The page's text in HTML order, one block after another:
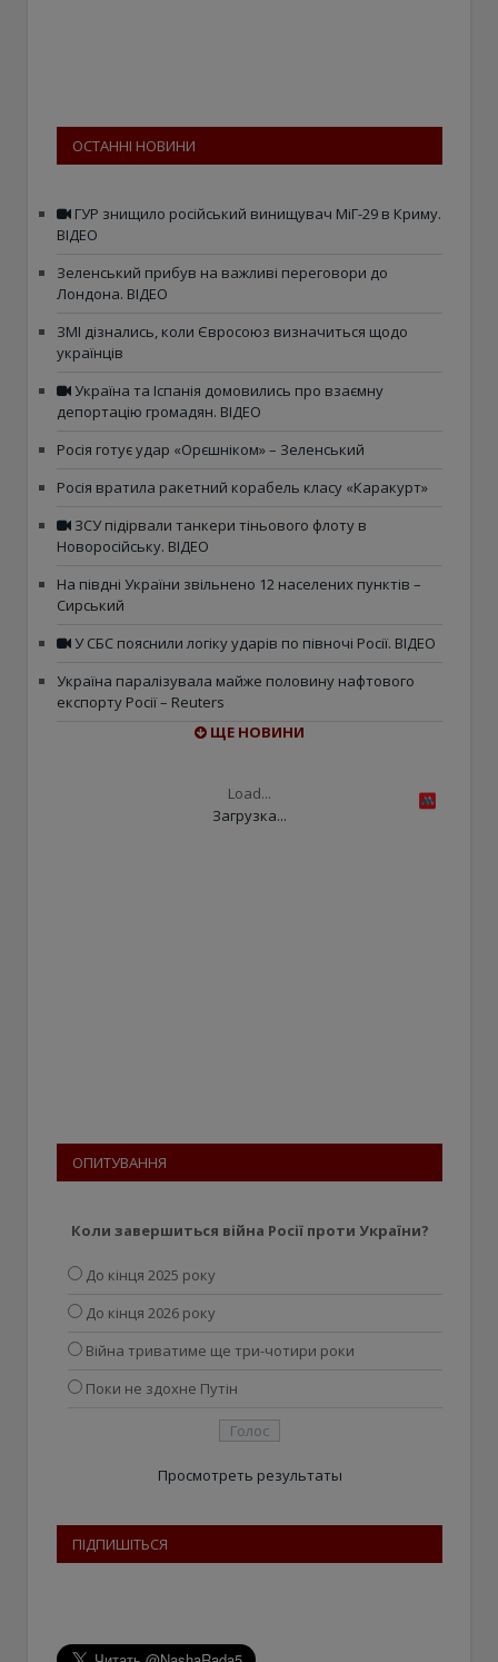
ОСТАННІ НОВИНИ
ГУР знищило російський винищувач МіГ-29 в Криму.
ВІДЕО
Зеленський прибув на важливі переговори до
Лондона. ВІДЕО
ЗМІ дізнались, коли Євросоюз визначиться щодо
українців
Україна та Іспанія домовились про взаємну
депортацію громадян. ВІДЕО
Росія готує удар «Орєшніком» – Зеленський
Росія вратила ракетний корабель класу «Каракурт»
ЗСУ підірвали танкери тіньового флоту в
Новоросійську. ВІДЕО
На півдні України звільнено 12 населених пунктів –
Сирський
У СБС пояснили логіку ударів по півночі Росії. ВІДЕО
Україна паралізувала майже половину нафтового
експорту Росії – Reuters
ЩЕ НОВИНИ
Load...
Загрузка...
ОПИТУВАННЯ
Коли завершиться війна Росії проти України?
До кінця 2025 року
До кінця 2026 року
Війна триватиме ще три-чотири роки
Поки не здохне Путін
Просмотреть результаты
ПІДПИШІТЬСЯ